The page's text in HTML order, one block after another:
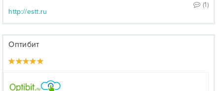
(1)
http://estt.ru
Оптибит